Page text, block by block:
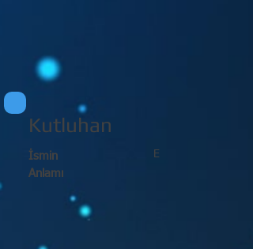
Kutluhan
E
İsmin
Anlamı